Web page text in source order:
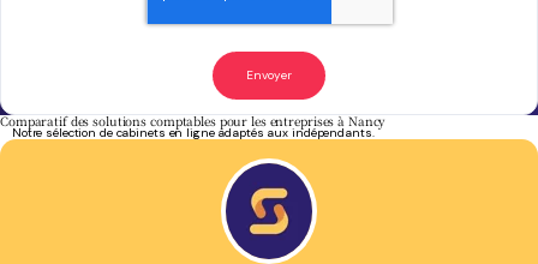
Comparatif des solutions comptables pour les entreprises à Nancy
Notre sélection de cabinets en ligne adaptés aux indépendants.